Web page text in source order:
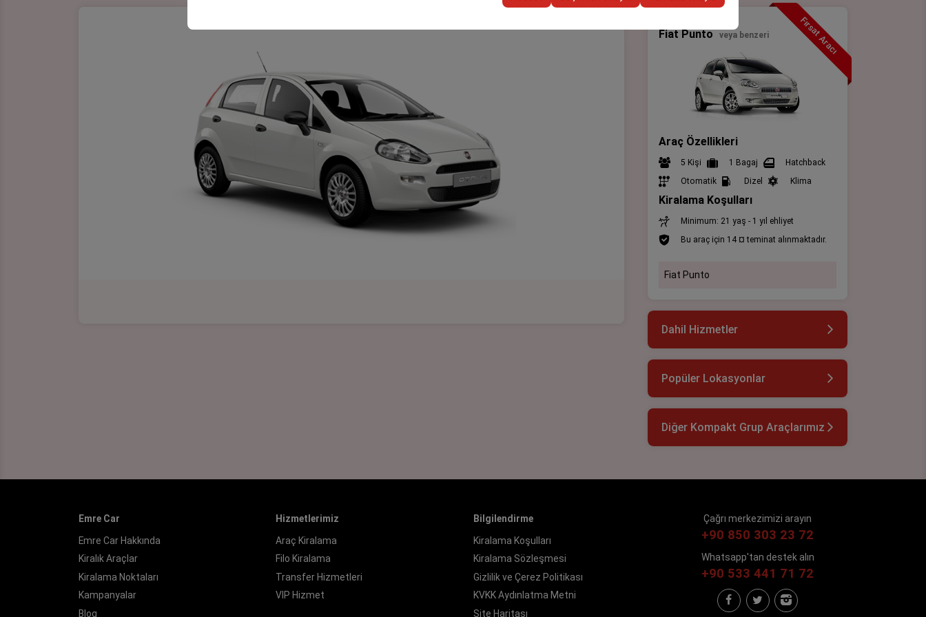
Fırsat Aracı
Fiat Punto veya benzeri
Araç Özellikleri
5 Kişi 1 Bagaj
Hatchback
Otomatik
Dizel Klima
Kiralama Koşulları
Minimum: 21 yaş - 1 yıl ehliyet
Bu araç için 14 ¤ teminat alınmaktadır.
Fiat Punto
Dahil Hizmetler
Popüler Lokasyonlar
Diğer Kompakt Grup Araçlarımız
Emre Car
Emre Car Hakkında
Kiralık Araçlar
Kiralama Noktaları
Kampanyalar
Blog
Hizmetlerimiz
Araç Kiralama
Filo Kiralama
Transfer Hizmetleri
VIP Hizmet
Bilgilendirme
Kiralama Koşulları
Kiralama Sözleşmesi
Gizlilik ve Çerez Politikası
KVKK Aydınlatma Metni
Site Haritası
Çağrı merkezimizi arayın
+90 850 303 23 72
Whatsapp'tan destek alın
+90 533 441 71 72